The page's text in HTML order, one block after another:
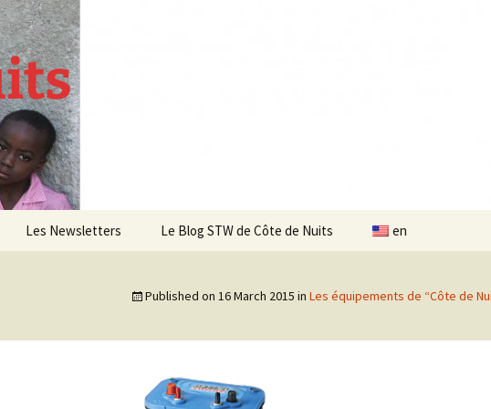
Les Newsletters
Newsletter 7 – Sept 2014
Le Blog STW de Côte de Nuits en
Published on 16 March 2015 in Les équipements de “Côte de